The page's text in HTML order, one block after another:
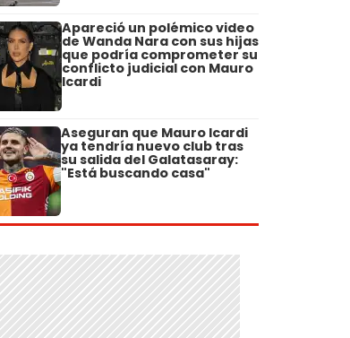
Apareció un polémico video
de Wanda Nara con sus hijas
que podría comprometer su
conflicto judicial con Mauro
Icardi
Aseguran que Mauro Icardi
ya tendría nuevo club tras
su salida del Galatasaray:
"Está buscando casa"